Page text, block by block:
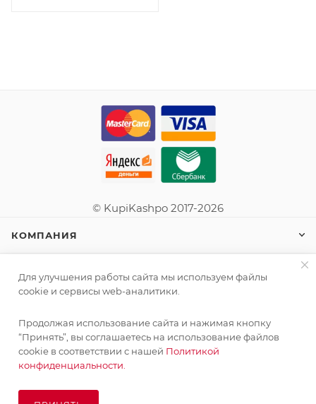
© KupiKashpo 2017-2026
КОМПАНИЯ
ПОДПИСАТЬСЯ НА РАССЫЛКУ
Для улучшения работы сайта мы используем файлы
cookie и сервисы web-аналитики.
Продолжая использование сайта и нажимая кнопку
“Принять”, вы соглашаетесь на использование файлов
cookie в соответствии с нашей Политикой
конфиденциальности.